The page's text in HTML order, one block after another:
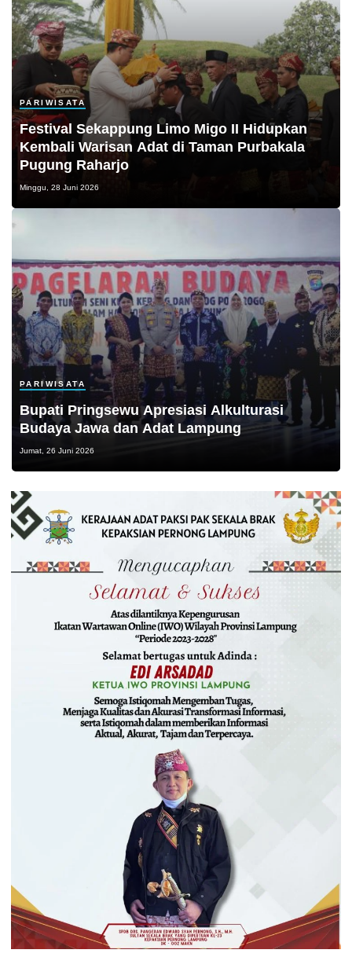
PARIWISATA
Festival Sekappung Limo Migo II Hidupkan
Kembali Warisan Adat di Taman Purbakala
Pugung Raharjo
Minggu, 28 Juni 2026
PARIWISATA
Bupati Pringsewu Apresiasi Alkulturasi
Budaya Jawa dan Adat Lampung
Jumat, 26 Juni 2026